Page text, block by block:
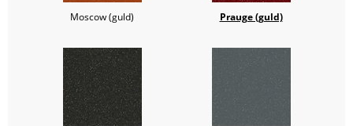
Moscow (guld) Prauge (guld)